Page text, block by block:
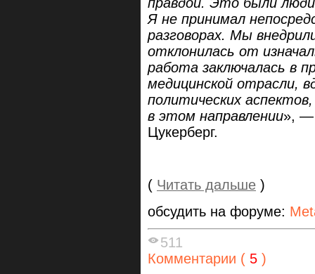
Я не принимал
разговорах. Мы
отклонилась от
работа заключалась в
медицинской отрасли,
политических
в этом направлении», —
Цукерберг.
( Читать дальше )
обсудить на форуме:
511
Комментарии ( 5 )